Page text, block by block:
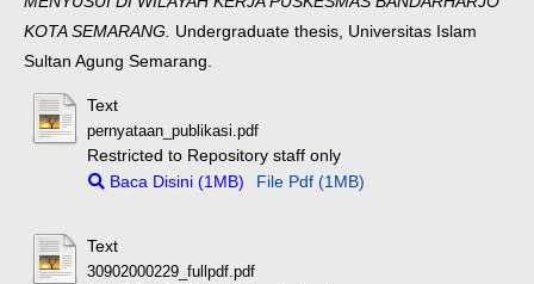
KOTA SEMARANG. Undergraduate thesis, Universitas Islam
Sultan Agung Semarang.
Text
pernyataan_publikasi.pdf
Restricted to Repository staff only
Baca Disini (1MB)
File Pdf (1MB)
Text
30902000229_fullpdf.pdf